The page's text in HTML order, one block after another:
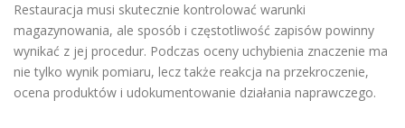
Restauracja musi skutecznie kontrolować warunki
magazynowania, ale sposób i częstotliwość zapisów powinny
wynikać z jej procedur. Podczas oceny uchybienia znaczenie ma
nie tylko wynik pomiaru, lecz także reakcja na przekroczenie,
ocena produktów i udokumentowanie działania naprawczego.